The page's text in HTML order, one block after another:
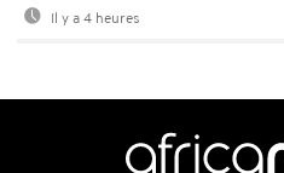
Il y a 4 heures